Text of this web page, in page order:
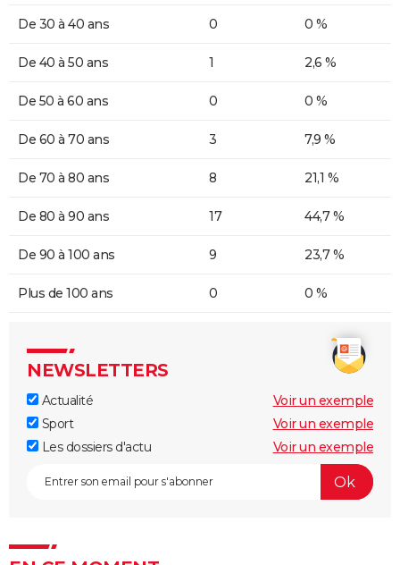
De 30 à 40 ans 0 0 %
De 40 à 50 ans 1 2,6 %
De 50 à 60 ans 0 0 %
De 60 à 70 ans 3 7,9 %
De 70 à 80 ans 8 21,1 %
De 80 à 90 ans 17 44,7 %
De 90 à 100 ans 9 23,7 %
Plus de 100 ans 0 0 %
NEWSLETTERS
Actualité
Voir un exemple
Sport
Voir un exemple
Les dossiers d'actu
Voir un exemple